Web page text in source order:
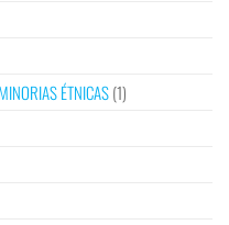
ÉTNICAS(1)